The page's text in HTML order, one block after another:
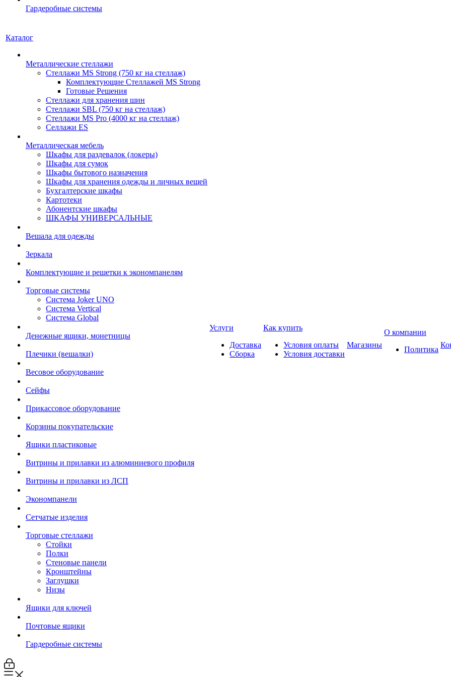
Гардеробные системы
Каталог
Металлические стеллажи
Стеллажи MS Strong (750 кг на стеллаж)
Комплектующие Стеллажей MS Strong
Готовые Решения
Стеллажи для хранения шин
Стеллажи SBL (750 кг на стеллаж)
Стеллажи MS Pro (4000 кг на стеллаж)
Селлажи ES
Металлическая мебель
Шкафы для раздевалок (локеры)
Шкафы для сумок
Шкафы бытового назначения
Шкафы для хранения одежды и личных вещей
Бухгалтерские шкафы
Картотеки
Абонентские шкафы
ШКАФЫ УНИВЕРСАЛЬНЫЕ
Вешала для одежды
Зеркала
Комплектующие и решетки к экономпанелям
Торговые системы
Система Joker UNO
Система Vertical
Система Global
Денежные ящики, монетницы
Плечики (вешалки)
Весовое оборудование
Сейфы
Прикассовое оборудование
Корзины покупательские
Ящики пластиковые
Витрины и прилавки из алюминиевого профиля
Витрины и прилавки из ЛСП
Экономпанели
Сетчатые изделия
Торговые стеллажи
Стойки
Полки
Стеновые панели
Кронштейны
Заглушки
Низы
Ящики для ключей
Почтовые ящики
Гардеробные системы
Услуги
Доставка
Сборка
Как купить
Условия оплаты
Условия доставки
Магазины
О компании
Политика